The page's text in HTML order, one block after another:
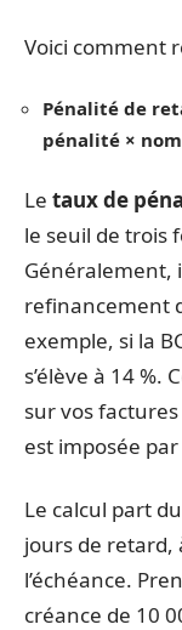
Voici comment
Pénalité de
pénalité ×
Le taux de
le seuil de trois
Généralement,
refinancement
exemple, si la
s’élève à 14
sur vos
est imposée
Le calcul part
jours de retard,
l’échéance.
créance de 10